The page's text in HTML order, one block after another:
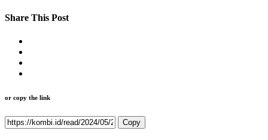
Share This Post
or copy the link
Copy